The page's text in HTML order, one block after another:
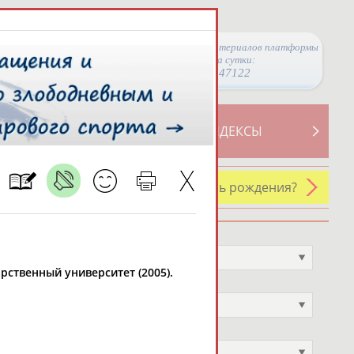
Просмотры материалов платформы
за сутки:
47122
СВОДНЫЕ ИНДЕКСЫ
У кого сегодня день рождения?
университет (2005).